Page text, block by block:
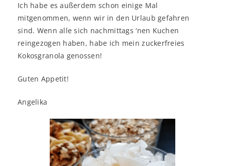
Ich habe es außerdem schon einige Mal
mitgenommen, wenn wir in den Urlaub gefahren
sind. Wenn alle sich nachmittags ‘nen Kuchen
reingezogen haben, habe ich mein zuckerfreies
Kokosgranola genossen!
Guten Appetit!
Angelika